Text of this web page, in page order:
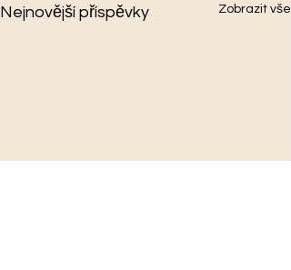
Nejnovější příspěvky Zobrazit vše